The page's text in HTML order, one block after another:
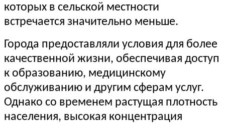
которых в сельской местности
встречается значительно меньше.
Города предоставляли условия для более
качественной жизни, обеспечивая доступ
к образованию, медицинскому
обслуживанию и другим сферам услуг.
Однако со временем растущая плотность
населения, высокая концентрация